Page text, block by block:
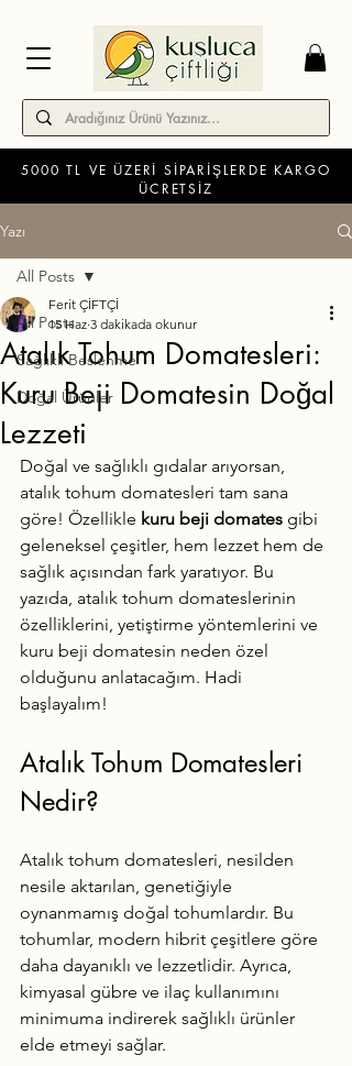
5000 TL VE ÜZERİ SİPARİŞLERDE KARGO
ÜCRETSİZ
Yazı
All Posts
Sağlıklı Beslenme
Doğal Ürünler
All Posts
Atalık Tohum Domatesleri:
Kuru Beji Domatesin Doğal
Lezzeti
Ferit ÇİFTÇİ
15 Haz 3 dakikada okunur
Doğal ve sağlıklı gıdalar arıyorsan,
atalık tohum domatesleri tam sana
göre! Özellikle kuru beji domates gibi
geleneksel çeşitler, hem lezzet hem de
sağlık açısından fark yaratıyor. Bu
yazıda, atalık tohum domateslerinin
özelliklerini, yetiştirme yöntemlerini ve
kuru beji domatesin neden özel
olduğunu anlatacağım. Hadi
başlayalım!
Atalık Tohum Domatesleri
Nedir?
Atalık tohum domatesleri, nesilden
nesile aktarılan, genetiğiyle
oynanmamış doğal tohumlardır. Bu
tohumlar, modern hibrit çeşitlere göre
daha dayanıklı ve lezzetlidir. Ayrıca,
kimyasal gübre ve ilaç kullanımını
minimuma indirerek sağlıklı ürünler
elde etmeyi sağlar.